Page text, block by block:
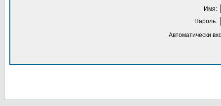
Имя:
Пароль:
Автоматически